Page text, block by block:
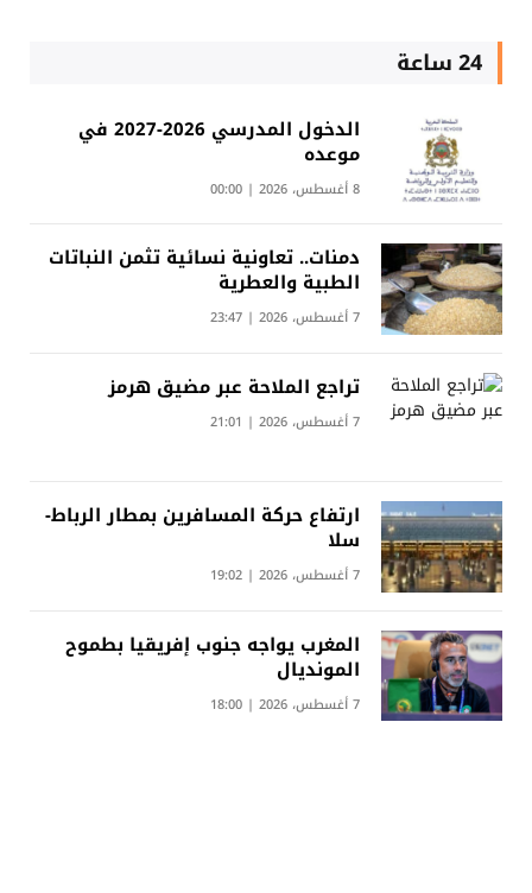
24 ساعة
الدخول المدرسي 2026-2027 في
موعده
8 أغسطس، 2026 | 00:00
دمنات.. تعاونية نسائية تثمن النباتات
الطبية والعطرية
7 أغسطس، 2026 | 23:47
تراجع الملاحة عبر مضيق هرمز
7 أغسطس، 2026 | 21:01
ارتفاع حركة المسافرين بمطار الرباط-
سلا
7 أغسطس، 2026 | 19:02
المغرب يواجه جنوب إفريقيا بطموح
المونديال
7 أغسطس، 2026 | 18:00